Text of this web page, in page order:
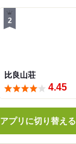
2
比良山荘
4.45
アプリに切り替える